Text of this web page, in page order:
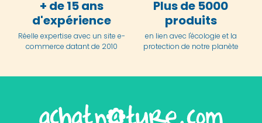
+ de 15 ans
d'expérience
Réelle expertise avec un site e-
commerce datant de 2010
Plus de 5000
produits
en lien avec l'écologie et la
protection de notre planète